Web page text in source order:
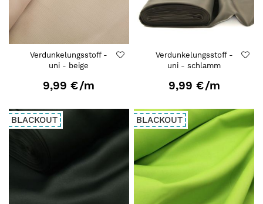
Verdunkelungsstoff -
uni - beige
9,99 €/m
Verdunkelungsstoff -
uni - schlamm
9,99 €/m
BLACKOUT BLACKOUT